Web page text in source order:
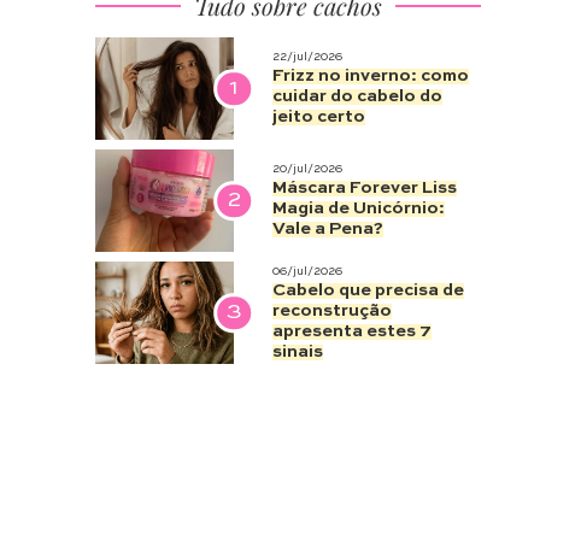
1
22/jul/2026
Frizz no inverno: como
cuidar do cabelo do
jeito certo
2
20/jul/2026
Máscara Forever Liss
Magia de Unicórnio:
Vale a Pena?
3
06/jul/2026
Cabelo que precisa de
reconstrução
apresenta estes 7
sinais